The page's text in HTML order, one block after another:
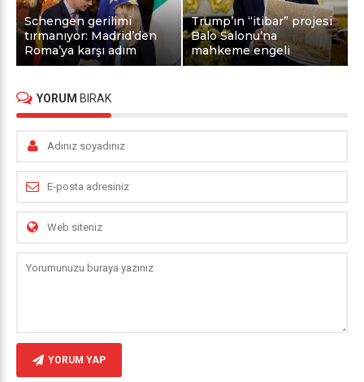
Schengen gerilimi
tırmanıyor: Madrid’den
Roma’ya karşı adım
Trump’ın “itibar” projesi
Balo Salonu’na
mahkeme engeli
YORUM BIRAK
YORUM YAP